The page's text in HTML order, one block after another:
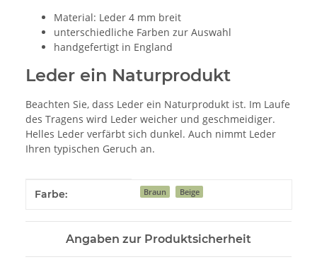
Material: Leder 4 mm breit
unterschiedliche Farben zur Auswahl
handgefertigt in England
Leder ein Naturprodukt
Beachten Sie, dass Leder ein Naturprodukt ist. Im Laufe
des Tragens wird Leder weicher und geschmeidiger.
Helles Leder verfärbt sich dunkel. Auch nimmt Leder
Ihren typischen Geruch an.
Produkteigenschaft
Wert
Farbe: Braun Beige
Angaben zur Produktsicherheit